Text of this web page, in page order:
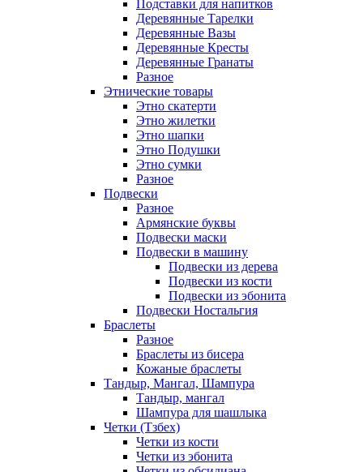
Подставки для напитков
Деревянные Тарелки
Деревянные Вазы
Деревянные Кресты
Деревянные Гранаты
Разное
Этнические товары
Этно скатерти
Этно жилетки
Этно шапки
Этно Подушки
Этно сумки
Разное
Подвески
Разное
Армянские буквы
Подвески маски
Подвески в машину
Подвески из дерева
Подвески из кости
Подвески из эбонита
Подвески Ностальгия
Браслеты
Разное
Браслеты из бисера
Кожаные браслеты
Тандыр, Мангал, Шампура
Тандыр, мангал
Шампура для шашлыка
Четки (Тзбех)
Четки из кости
Четки из эбонита